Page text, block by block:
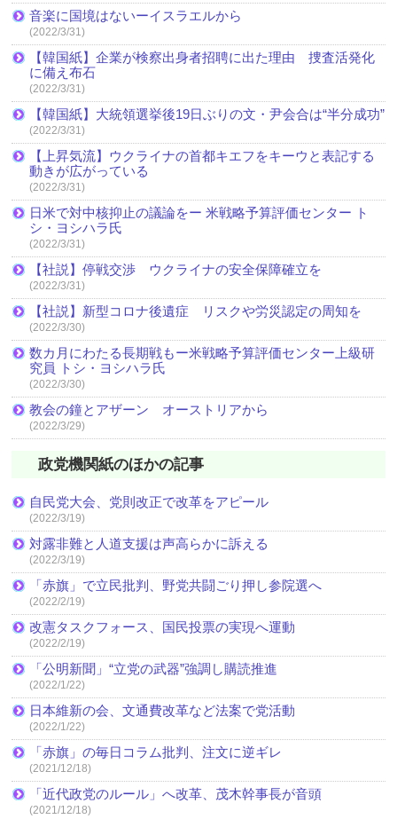
音楽に国境はないーイスラエルから
(2022/3/31)
【韓国紙】企業が検察出身者招聘に出た理由 捜査活発化
に備え布石
(2022/3/31)
【韓国紙】大統領選挙後19日ぶりの文・尹会合は“半分成功”
(2022/3/31)
【上昇気流】ウクライナの首都キエフをキーウと表記する
動きが広がっている
(2022/3/31)
日米で対中核抑止の議論をー 米戦略予算評価センター ト
シ・ヨシハラ氏
(2022/3/31)
【社説】停戦交渉 ウクライナの安全保障確立を
(2022/3/31)
【社説】新型コロナ後遺症 リスクや労災認定の周知を
(2022/3/30)
数カ月にわたる長期戦もー米戦略予算評価センター上級研
究員 トシ・ヨシハラ氏
(2022/3/30)
教会の鐘とアザーン オーストリアから
(2022/3/29)
政党機関紙のほかの記事
自民党大会、党則改正で改革をアピール
(2022/3/19)
対露非難と人道支援は声高らかに訴える
(2022/3/19)
「赤旗」で立民批判、野党共闘ごり押し参院選へ
(2022/2/19)
改憲タスクフォース、国民投票の実現へ運動
(2022/2/19)
「公明新聞」“立党の武器”強調し購読推進
(2022/1/22)
日本維新の会、文通費改革など法案で党活動
(2022/1/22)
「赤旗」の毎日コラム批判、注文に逆ギレ
(2021/12/18)
「近代政党のルール」へ改革、茂木幹事長が音頭
(2021/12/18)